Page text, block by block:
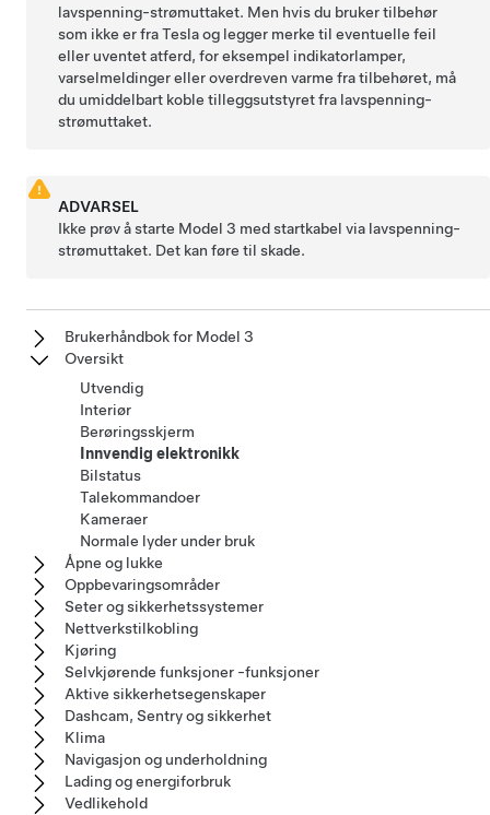
lavspenning-strømuttaket. Men hvis du bruker tilbehør
som ikke er fra Tesla og legger merke til eventuelle feil
eller uventet atferd, for eksempel indikatorlamper,
varselmeldinger eller overdreven varme fra tilbehøret, må
du umiddelbart koble tilleggsutstyret fra lavspenning-
strømuttaket.
ADVARSEL
Ikke prøv å starte Model 3 med startkabel via lavspenning-
strømuttaket. Det kan føre til skade.
Brukerhåndbok for Model 3
Oversikt
Utvendig
Interiør
Berøringsskjerm
Innvendig elektronikk
Bilstatus
Talekommandoer
Kameraer
Normale lyder under bruk
Åpne og lukke
Oppbevaringsområder
Seter og sikkerhetssystemer
Nettverkstilkobling
Kjøring
Selvkjørende funksjoner -funksjoner
Aktive sikkerhetsegenskaper
Dashcam, Sentry og sikkerhet
Klima
Navigasjon og underholdning
Lading og energiforbruk
Vedlikehold